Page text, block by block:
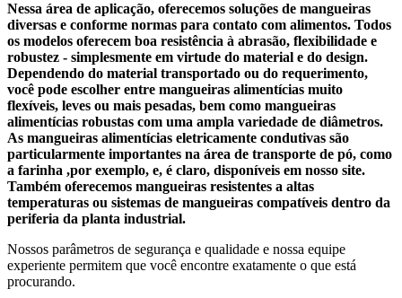
Nessa área de aplicação, oferecemos soluções de mangueiras
diversas e conforme normas para contato com alimentos. Todos
os modelos oferecem boa resistência à abrasão, flexibilidade e
robustez - simplesmente em virtude do material e do design.
Dependendo do material transportado ou do requerimento,
você pode escolher entre mangueiras alimentícias muito
flexíveis, leves ou mais pesadas, bem como mangueiras
alimentícias robustas com uma ampla variedade de diâmetros.
As mangueiras alimentícias eletricamente condutivas são
particularmente importantes na área de transporte de pó, como
a farinha ,por exemplo, e, é claro, disponíveis em nosso site.
Também oferecemos mangueiras resistentes a altas
temperaturas ou sistemas de mangueiras compatíveis dentro da
periferia da planta industrial.
Nossos parâmetros de segurança e qualidade e nossa equipe
experiente permitem que você encontre exatamente o que está
procurando.